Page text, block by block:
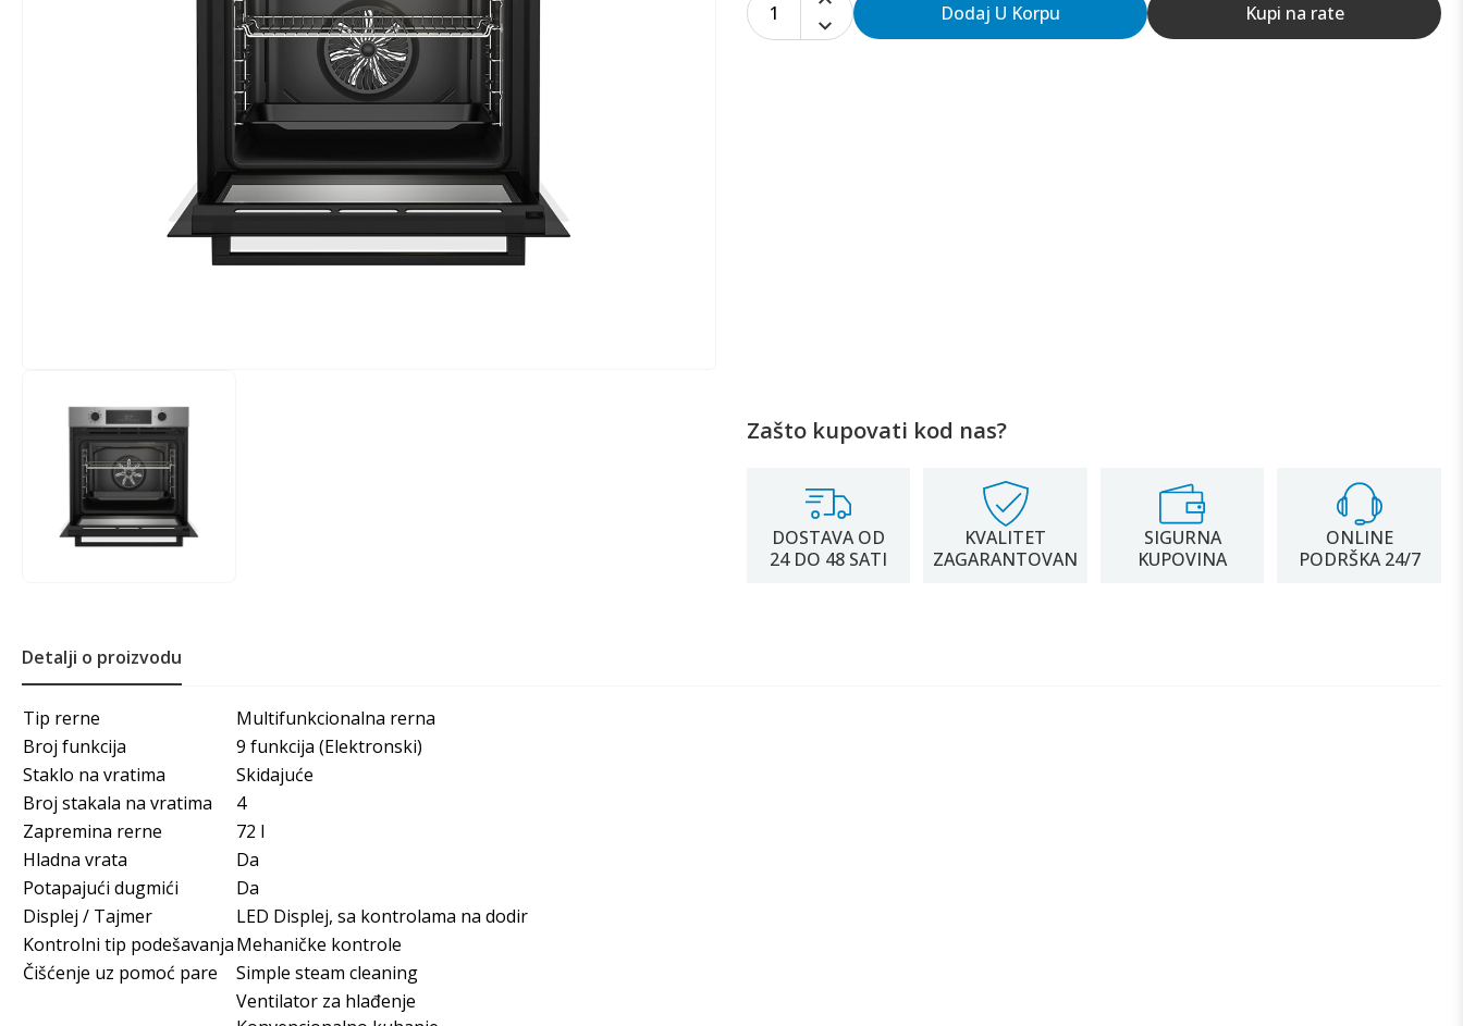
1 Dodaj U Korpu Kupi na rate
Zašto kupovati kod nas?
DOSTAVA OD
24 DO 48 SATI
KVALITET
ZAGARANTOVAN
SIGURNA
KUPOVINA
ONLINE
PODRŠKA 24/7
Detalji o proizvodu
Tip rerne
Multifunkcionalna rerna
Broj funkcija
9 funkcija (Elektronski)
Staklo na vratima
Skidajuće
Broj stakala na vratima
4
Zapremina rerne
72 l
Hladna vrata
Da
Potapajući dugmići
Da
Displej / Tajmer
LED Displej, sa kontrolama na dodir
Kontrolni tip podešavanjaMehaničke kontrole
Čišćenje uz pomoć pare
Simple steam cleaning
Ventilator za hlađenje